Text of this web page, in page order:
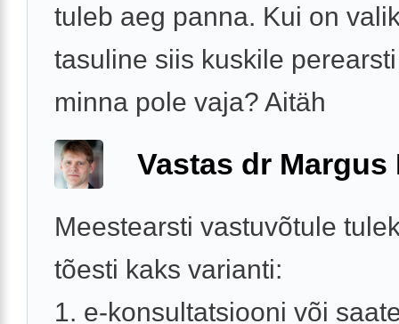
tuleb aeg panna. Kui on
tasuline siis kuskile
minna pole vaja? Aitäh
Vastas dr Margus
Meestearsti vastuvõtule
tõesti kaks varianti:
1. e-konsultatsiooni või